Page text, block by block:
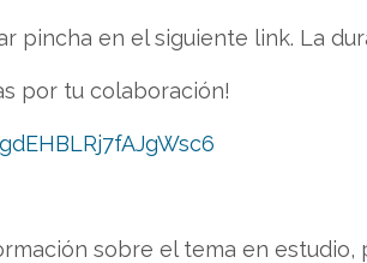
pincha en el siguiente link. La
por tu colaboración!
sobre el tema en